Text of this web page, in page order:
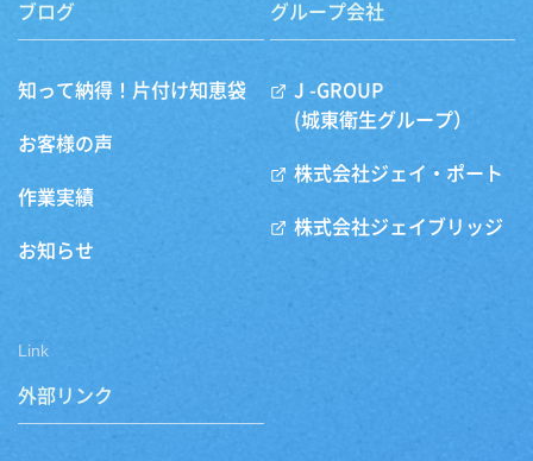
ブログ
知って納得！片付け知恵袋
お客様の声
作業実績
お知らせ
グループ会社
J -GROUP
(城東衛生グループ）
株式会社ジェイ・ポート
株式会社ジェイブリッジ
Link
外部リンク